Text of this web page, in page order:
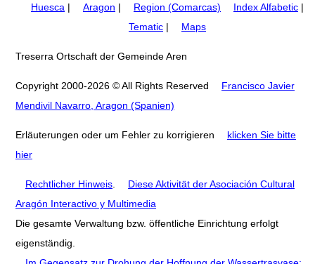
Huesca | Aragon | Region (Comarcas) Index Alfabetic |
Tematic | Maps
Treserra Ortschaft der Gemeinde Aren
Copyright 2000-2026 © All Rights Reserved
Francisco Javier
Mendivil Navarro, Aragon (Spanien)
Erläuterungen oder um Fehler zu korrigieren
klicken Sie bitte
hier
Rechtlicher Hinweis
Diese Aktivität der Asociación Cultural
Aragón Interactivo y Multimedia
Die gesamte Verwaltung bzw. öffentliche Einrichtung erfolgt
eigenständig.